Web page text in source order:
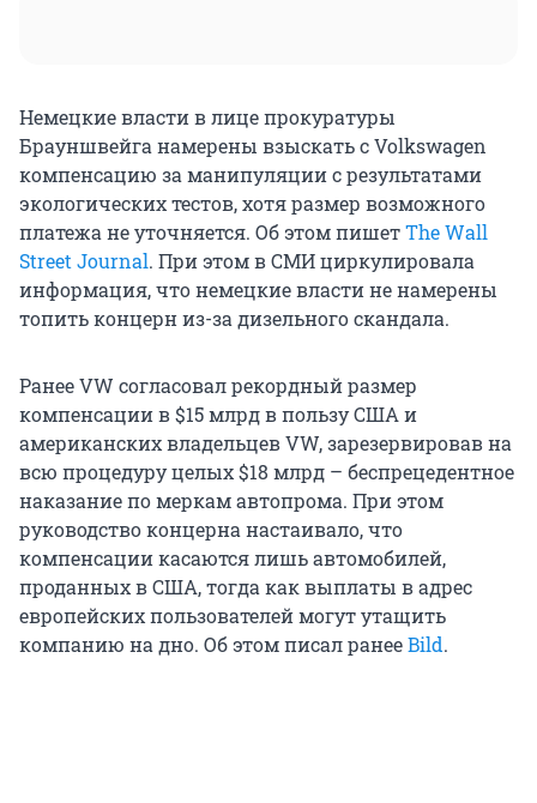
Немецкие власти в лице прокуратуры
Брауншвейга намерены взыскать с Volkswagen
компенсацию за манипуляции с результатами
экологических тестов, хотя размер возможного
платежа не уточняется. Об этом пишетThe Wall
Street Journal. При этом в СМИ циркулировала
информация, что немецкие власти не намерены
топить концерн из-за дизельного скандала.
Ранее VW согласовал рекордный размер
компенсации в $15 млрд в пользу США и
американских владельцев VW, зарезервировав на
всю процедуру целых $18 млрд – беспрецедентное
наказание по меркам автопрома. При этом
руководство концерна настаивало, что
компенсации касаются лишь автомобилей,
проданных в США, тогда как выплаты в адрес
европейских пользователей могут утащить
компанию на дно. Об этом писал ранееBild.